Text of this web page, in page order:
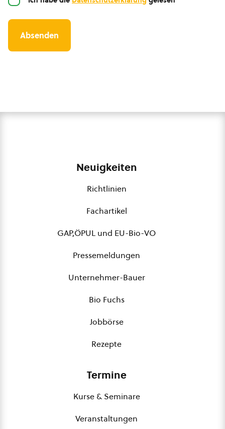
Neuigkeiten
Richtlinien
Fachartikel
GAP,ÖPUL und EU-Bio-VO
Pressemeldungen
Unternehmer-Bauer
Bio Fuchs
Jobbörse
Rezepte
Termine
Kurse & Seminare
Veranstaltungen